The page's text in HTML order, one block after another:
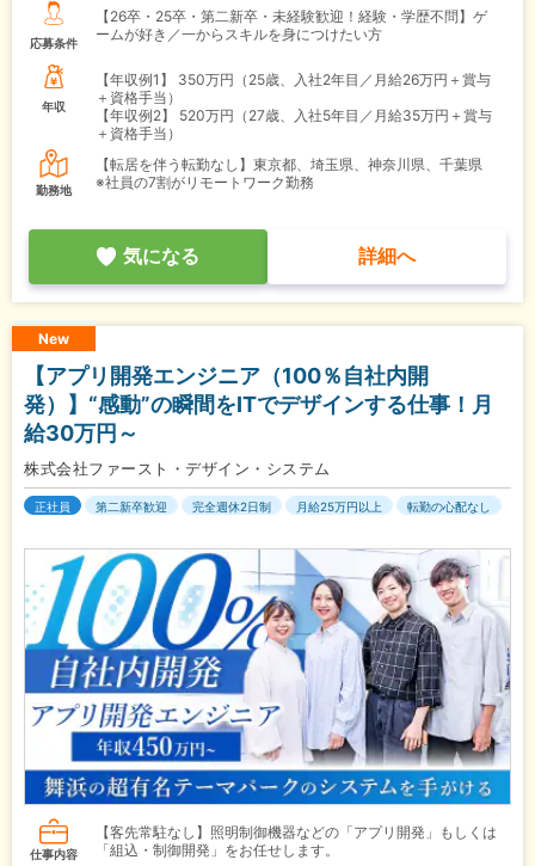
応募条件
【26卒・25卒・第二新卒・未経験歓迎！経験・学歴不問】ゲ
ームが好き／一からスキルを身につけたい方
年収
【年収例1】
350万円（25歳、入社2年目／月給26万円＋賞与
＋資格手当）
【年収例2】
520万円（27歳、入社5年目／月給35万円＋賞与
＋資格手当）
勤務地
【転居を伴う転勤なし】東京都、埼玉県、神奈川県、千葉県
※社員の7割がリモートワーク勤務
気になる 詳細へ
New
【アプリ開発エンジニア（100％自社内開
発）】“感動”の瞬間をITでデザインする仕事！月
給30万円～
株式会社ファースト・デザイン・システム
正社員 第二新卒歓迎 完全週休2日制 月給25万円以上 転勤の心配なし
仕事内容
【客先常駐なし】照明制御機器などの「アプリ開発」もしくは
「組込・制御開発」をお任せします。